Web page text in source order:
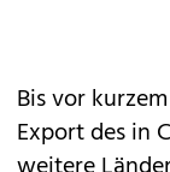
Bis vor
Export des in